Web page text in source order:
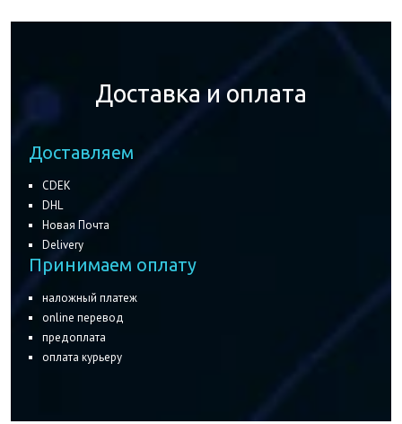
Доставка и оплата
Доставляем
CDEK
DHL
Новая Почта
Delivery
Принимаем оплату
наложный платеж
online перевод
предоплата
оплата курьеру